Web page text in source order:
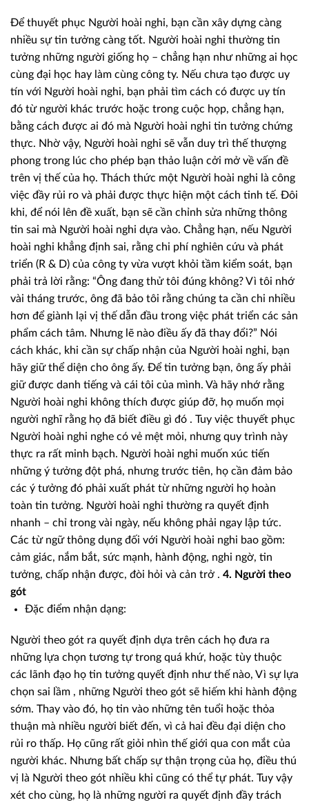
Để thuyết phục Người hoài nghi, bạn cần xây dựng càng
nhiều sự tin tưởng càng tốt. Người hoài nghi thường tin
tưởng những người giống họ – chẳng hạn như những ai học
cùng đại học hay làm cùng công ty. Nếu chưa tạo được uy
tín với Người hoài nghi, bạn phải tìm cách có được uy tín
đó từ người khác trước hoặc trong cuộc họp, chẳng hạn,
bằng cách được ai đó mà Người hoài nghi tin tưởng chứng
thực. Nhờ vậy, Người hoài nghi sẽ vẫn duy trì thế thượng
phong trong lúc cho phép bạn thảo luận cởi mở về vấn đề
trên vị thế của họ. Thách thức một Người hoài nghi là công
việc đầy rủi ro và phải được thực hiện một cách tinh tế. Đôi
khi, để nói lên đề xuất, bạn sẽ cần chỉnh sửa những thông
tin sai mà Người hoài nghi dựa vào. Chẳng hạn, nếu Người
hoài nghi khẳng định sai, rằng chi phí nghiên cứu và phát
triển (R & D) của công ty vừa vượt khỏi tầm kiểm soát, bạn
phải trả lời rằng: “Ông đang thử tôi đúng không? Vì tôi nhớ
vài tháng trước, ông đã bảo tôi rằng chúng ta cần chi nhiều
hơn để giành lại vị thế dẫn đầu trong việc phát triển các sản
phẩm cách tâm. Nhưng lẽ nào điều ấy đã thay đổi?” Nói
cách khác, khi cần sự chấp nhận của Người hoài nghi, bạn
hãy giữ thể diện cho ông ấy. Để tin tưởng bạn, ông ấy phải
giữ được danh tiếng và cái tôi của mình. Và hãy nhớ rằng
Người hoài nghi không thích được giúp đỡ, họ muốn mọi
người nghĩ rằng họ đã biết điều gì đó . Tuy việc thuyết phục
Người hoài nghi nghe có vẻ mệt mỏi, nhưng quy trình này
thực ra rất minh bạch. Người hoài nghi muốn xúc tiến
những ý tưởng đột phá, nhưng trước tiên, họ cần đảm bảo
các ý tưởng đó phải xuất phát từ những người họ hoàn
toàn tin tưởng. Người hoài nghi thường ra quyết định
nhanh – chỉ trong vài ngày, nếu không phải ngay lập tức.
Các từ ngữ thông dụng đối với Người hoài nghi bao gồm:
cảm giác, nắm bắt, sức mạnh, hành động, nghi ngờ, tin
tưởng, chấp nhận được, đòi hỏi và cản trở . 4. Người theo
gót
Đặc điểm nhận dạng:
Người theo gót ra quyết định dựa trên cách họ đưa ra
những lựa chọn tương tự trong quá khứ, hoặc tùy thuộc
các lãnh đạo họ tin tưởng quyết định như thế nào, Vì sự lựa
chọn sai lầm , những Người theo gót sẽ hiếm khi hành động
sớm. Thay vào đó, họ tin vào những tên tuổi hoặc thỏa
thuận mà nhiều người biết đến, vì cả hai đều đại diện cho
rủi ro thấp. Họ cũng rất giỏi nhìn thế giới qua con mắt của
người khác. Nhưng bất chấp sự thận trọng của họ, điều thú
vị là Người theo gót nhiều khi cũng có thể tự phát. Tuy vậy
xét cho cùng, họ là những người ra quyết định đầy trách